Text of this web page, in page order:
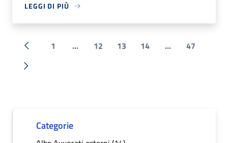
LEGGI DI PIÙ
« Precedente
1 ... 12 13 14 ... 47
Successiva »
Categorie